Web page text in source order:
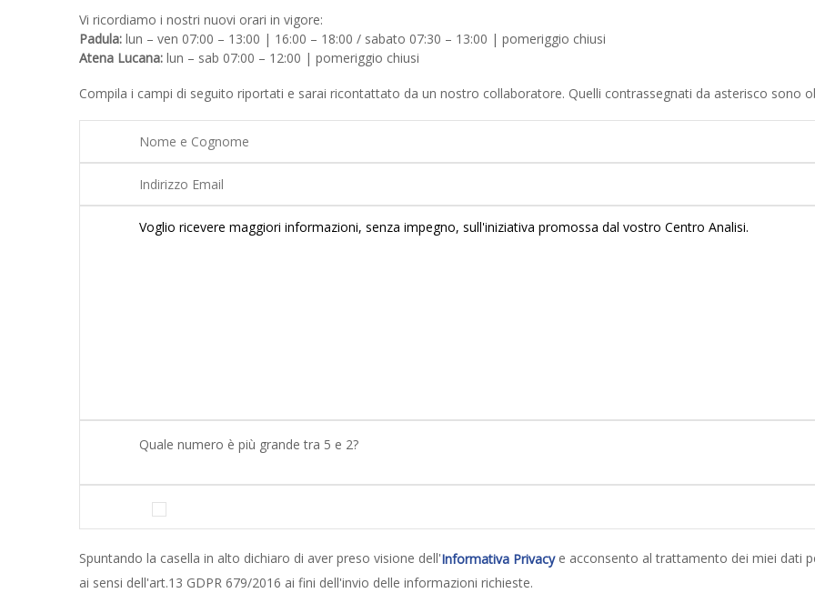
Vi ricordiamo i nostri nuovi orari in vigore:
Padula: lun – ven 07:00 – 13:00 | 16:00 – 18:00 / sabato 07:30 – 13:00 | pomeriggio chiusi
Atena Lucana: lun – sab 07:00 – 12:00 | pomeriggio chiusi
Compila i campi di seguito riportati e sarai ricontattato da un nostro collaboratore. Quelli contrassegnati da asterisco sono
Quale numero è più grande tra 5 e 2?
Spuntando la casella in alto dichiaro di aver preso visione dell'Informativa Privacye acconsento al trattamento dei miei dati
ai sensi dell'art.13 GDPR 679/2016 ai fini dell'invio delle informazioni richieste.